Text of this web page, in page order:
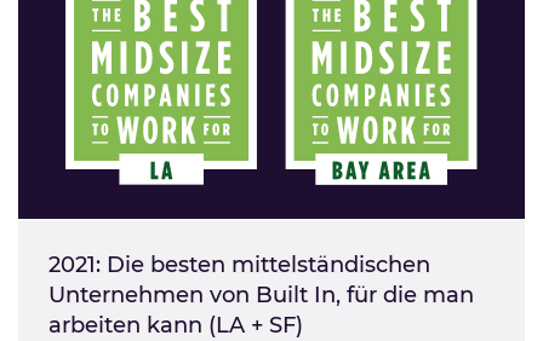
2021: Die besten mittelständischen
Unternehmen von Built In, für die man
arbeiten kann (LA + SF)